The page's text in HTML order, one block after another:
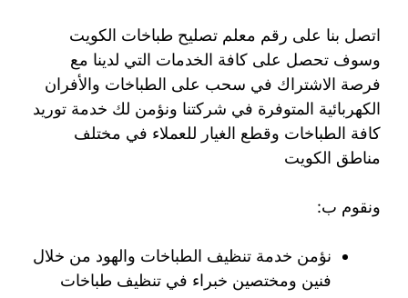
اتصل بنا على رقم معلم تصليح طباخات الكويت
وسوف تحصل على كافة الخدمات التي لدينا مع
فرصة الاشتراك في سحب على الطباخات والأفران
الكهربائية المتوفرة في شركتنا ونؤمن لك خدمة توريد
كافة الطباخات وقطع الغيار للعملاء في مختلف
مناطق الكويت
ونقوم ب:
نؤمن خدمة تنظيف الطباخات والهود من خلال
فنين ومختصين خبراء في تنظيف طباخات